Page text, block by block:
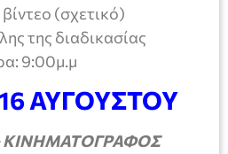
(σχετικό)
της διαδικασίας
9:00μ.μ
ΑΥΓΟΥΣΤΟΥ
ΚΙΝΗΜΑΤΟΓΡΑΦΟΣ